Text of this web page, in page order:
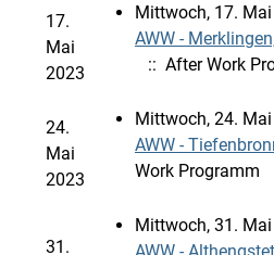
17.
Mai
2023
Mittwoch, 17.
AWW -
:: After Work
24.
Mai
2023
Mittwoch, 24.
AWW -
Work Programm
31.
Mittwoch, 31.
AWW -